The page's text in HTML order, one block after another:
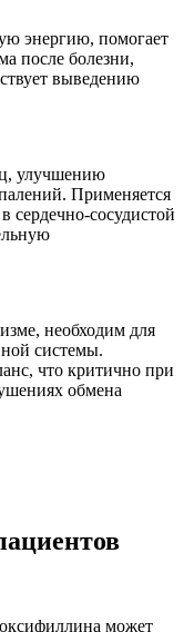
энергию, помогает
после болезни,
выведению
улучшению
Применяется
сердечно-сосудистой
необходим для
системы.
что критично при
обмена
может